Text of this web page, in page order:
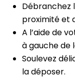
Débranchez
proximité et
A l’aide de
à gauche de
Soulevez
la déposer.